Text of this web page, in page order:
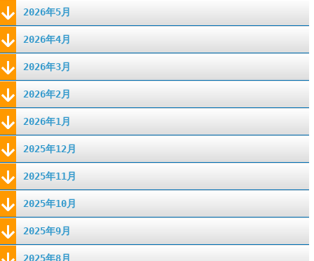
2026年5月
2026年4月
2026年3月
2026年2月
2026年1月
2025年12月
2025年11月
2025年10月
2025年9月
2025年8月